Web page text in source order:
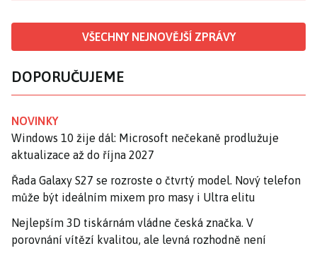
VŠECHNY NEJNOVĚJŠÍ ZPRÁVY
DOPORUČUJEME
NOVINKY
Windows 10 žije dál: Microsoft nečekaně prodlužuje
aktualizace až do října 2027
Řada Galaxy S27 se rozroste o čtvrtý model. Nový telefon
může být ideálním mixem pro masy i Ultra elitu
Nejlepším 3D tiskárnám vládne česká značka. V
porovnání vítězí kvalitou, ale levná rozhodně není